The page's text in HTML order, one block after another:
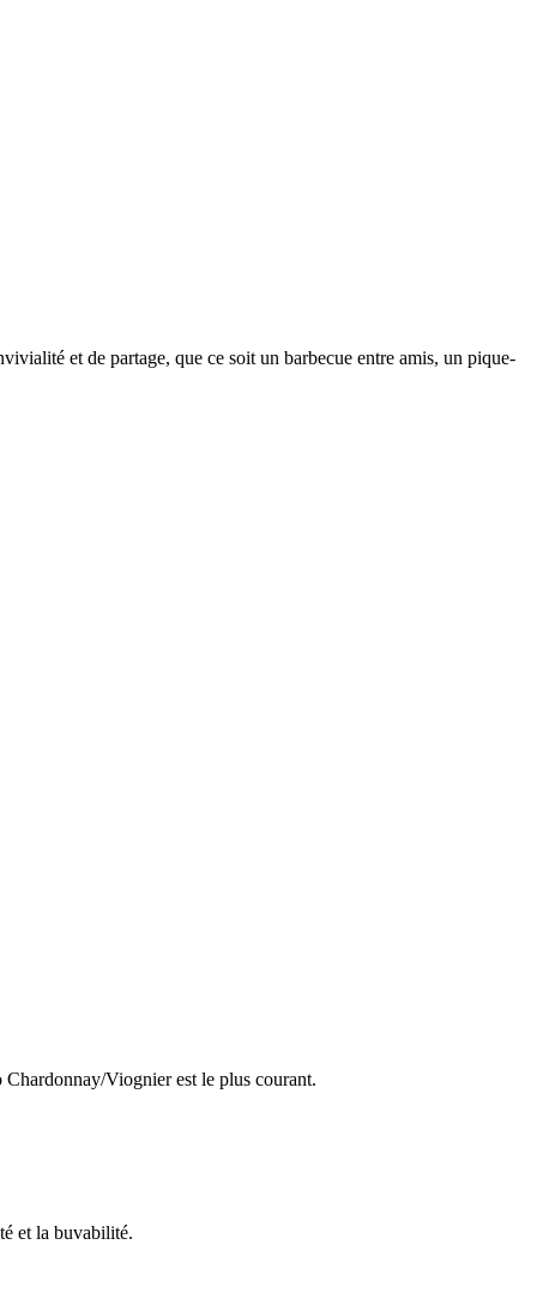
et de partage, que ce soit un barbecue entre amis, un pique-
Viognier est le plus courant.
et la buvabilité.